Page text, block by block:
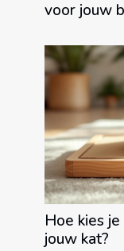
voor jouw
Hoe kies
jouw kat?